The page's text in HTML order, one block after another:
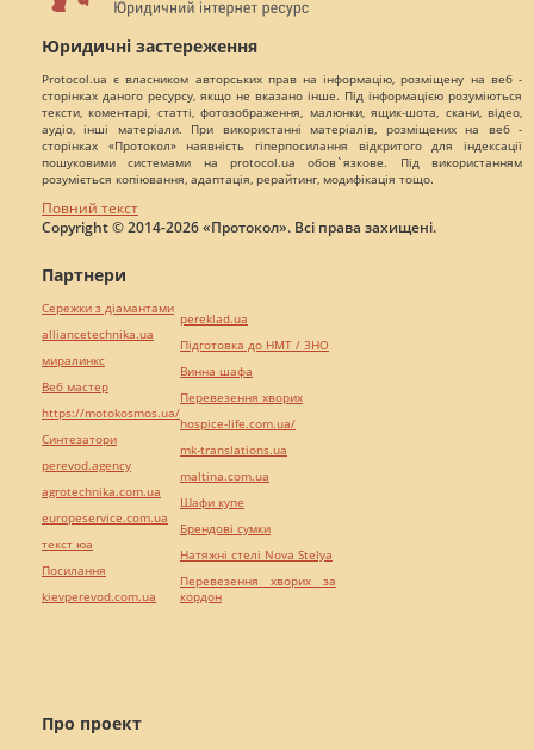
Юридичні застереження
Protocol.ua є власником авторських прав на інформацію, розміщену на веб -
сторінках даного ресурсу, якщо не вказано інше. Під інформацією розуміються
тексти, коментарі, статті, фотозображення, малюнки, ящик-шота, скани, відео,
аудіо, інші матеріали. При використанні матеріалів, розміщених на веб -
сторінках «Протокол» наявність гіперпосилання відкритого для індексації
пошуковими системами на protocol.ua обов`язкове. Під використанням
розуміється копіювання, адаптація, рерайтинг, модифікація тощо.
Повний текст
Copyright © 2014-2026 «Протокол». Всі права захищені.
Про проект
Партнери
Сережки з діамантами
alliancetechnika.ua
миралинкс
Веб мастер
https://motokosmos.ua/
Синтезатори
perevod.agency
agrotechnika.com.ua
europeservice.com.ua
текст юа
Посилання
kievperevod.com.ua
pereklad.ua
Підготовка до НМТ / ЗНО
Винна шафа
Перевезення хворих
hospice-life.com.ua/
mk-translations.ua
maltina.com.ua
Шафи купе
Брендові сумки
Натяжні стелі Nova Stelya
Перевезення хворих за
кордон